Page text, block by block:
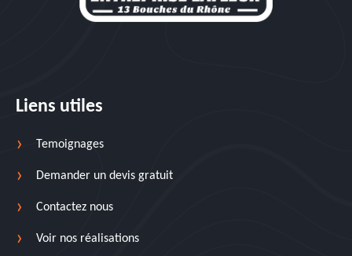
Liens utiles
Temoignages
Demander un devis gratuit
Contactez nous
Voir nos réalisations